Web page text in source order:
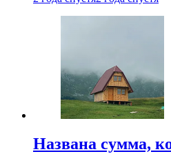
Названа сумма,